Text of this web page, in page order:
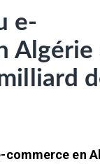
e-
Algérie
commerce en